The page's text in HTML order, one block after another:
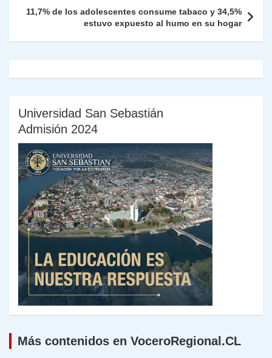
k
dl
11,7% de los adolescentes consume tabaco y 34,5%
estuvo expuesto al humo en su hogar
Universidad San Sebastián
Admisión 2024
Más contenidos en VoceroRegional.CL